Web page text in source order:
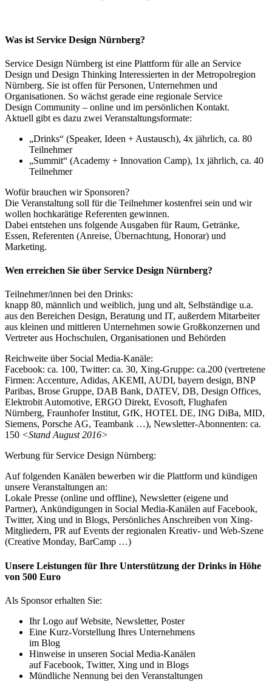
Was ist Service Design Nürnberg?
Service Design Nürnberg ist eine Plattform für alle an Service
Design und Design Thinking Interessierten in der Metropolregion
Nürnberg. Sie ist offen für Personen, Unternehmen und
Organisationen. So wächst gerade eine regionale Service
Design Community – online und im persönlichen Kontakt.
Aktuell gibt es dazu zwei Veranstaltungsformate:
„Drinks“ (Speaker, Ideen + Austausch), 4x jährlich, ca. 80
Teilnehmer
„Summit“ (Academy + Innovation Camp), 1x jährlich, ca. 40
Teilnehmer
Wofür brauchen wir Sponsoren?
Die Veranstaltung soll für die Teilnehmer kostenfrei sein und wir
wollen hochkarätige Referenten gewinnen.
Dabei entstehen uns folgende Ausgaben für Raum, Getränke,
Essen, Referenten (Anreise, Übernachtung, Honorar) und
Marketing.
Wen erreichen Sie über Service Design Nürnberg?
Teilnehmer/innen bei den Drinks:
knapp 80, männlich und weiblich, jung und alt, Selbständige u.a.
aus den Bereichen Design, Beratung und IT, außerdem Mitarbeiter
aus kleinen und mittleren Unternehmen sowie Großkonzernen und
Vertreter aus Hochschulen, Organisationen und Behörden
Reichweite über Social Media-Kanäle:
Facebook: ca. 100, Twitter: ca. 30, Xing-Gruppe: ca.200 (vertretene
Firmen: Accenture, Adidas, AKEMI, AUDI, bayern design, BNP
Paribas, Brose Gruppe, DAB Bank, DATEV, DB, Design Offices,
Elektrobit Automotive, ERGO Direkt, Evosoft, Flughafen
Nürnberg, Fraunhofer Institut, GfK, HOTEL DE, ING DiBa, MID,
Siemens, Porsche AG, Teambank …), Newsletter-Abonnenten: ca.
150 <Stand August 2016>
Werbung für Service Design Nürnberg:
Auf folgenden Kanälen bewerben wir die Plattform und kündigen
unsere Veranstaltungen an:
Lokale Presse (online und offline), Newsletter (eigene und
Partner), Ankündigungen in Social Media-Kanälen auf Facebook,
Twitter, Xing und in Blogs, Persönliches Anschreiben von Xing-
Mitgliedern, PR auf Events der regionalen Kreativ- und Web-Szene
(Creative Monday, BarCamp …)
Unsere Leistungen für Ihre Unterstützung der Drinks in Höhe
von 500 Euro
Als Sponsor erhalten Sie:
Ihr Logo auf Website, Newsletter, Poster
Eine Kurz-Vorstellung Ihres Unternehmens
im Blog
Hinweise in unseren Social Media-Kanälen
auf Facebook, Twitter, Xing und in Blogs
Mündliche Nennung bei den Veranstaltungen